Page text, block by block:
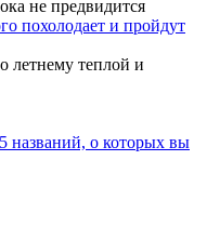
не предвидится
похолодает и пройдут
летнему теплой и
названий, о которых вы